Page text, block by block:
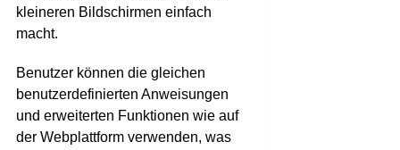
kleineren Bildschirmen einfach
macht.
Benutzer können die gleichen
benutzerdefinierten Anweisungen
und erweiterten Funktionen wie auf
der Webplattform verwenden, was